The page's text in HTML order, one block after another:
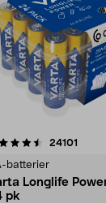
24101
batterier
Longlife
pk
4.5av 5